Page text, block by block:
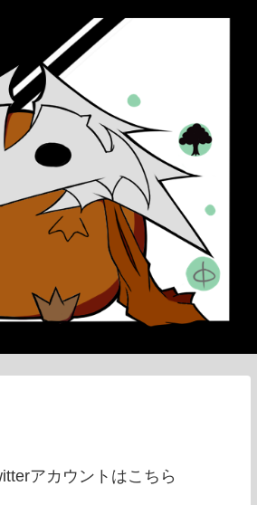
アカウントはこちら